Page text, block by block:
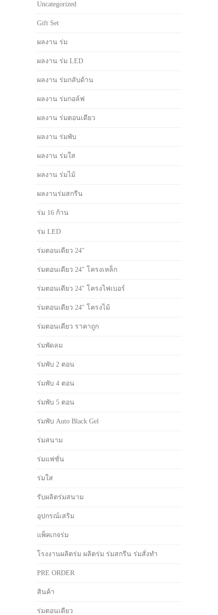
Uncategorized
Gift Set
ผลงาน ร่ม
ผลงาน ร่ม LED
ผลงาน ร่มกลับด้าน
ผลงาน ร่มกอล์ฟ
ผลงาน ร่มตอนเดียว
ผลงาน ร่มพับ
ผลงาน ร่มใส
ผลงาน ร่มไม้
ผลงานร่มสกรีน
ร่ม 16 ก้าน
ร่ม LED
ร่มตอนเดียว 24"
ร่มตอนเดียว 24" โครงเหล็ก
ร่มตอนเดียว 24" โครงไฟเบอร์
ร่มตอนเดียว 24" โครงไม้
ร่มตอนเดียว ราคาถูก
ร่มพัดลม
ร่มพับ 2 ตอน
ร่มพับ 4 ตอน
ร่มพับ 5 ตอน
ร่มพับ Auto Black Gel
ร่มสนาม
ร่มแฟชั่น
ร่มใส
รับผลิตร่มสนาม
อุปกรณ์เสริม
แพ็คเกจร่ม
โรงงานผลิตร่ม ผลิตร่ม ร่มสกรีน ร่มสั่งทำ
PRE ORDER
สินค้า
ร่มตอนเดียว